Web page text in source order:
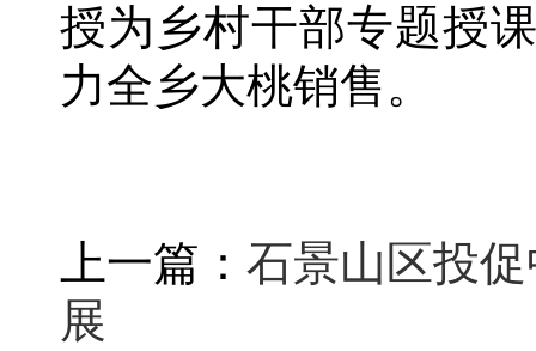
授为乡村干部专题授
力全乡大桃销售。
上一篇： 石景山区投
展